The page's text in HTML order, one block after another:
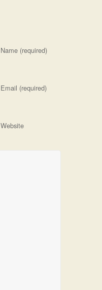
Name (required)
Email (required)
Website